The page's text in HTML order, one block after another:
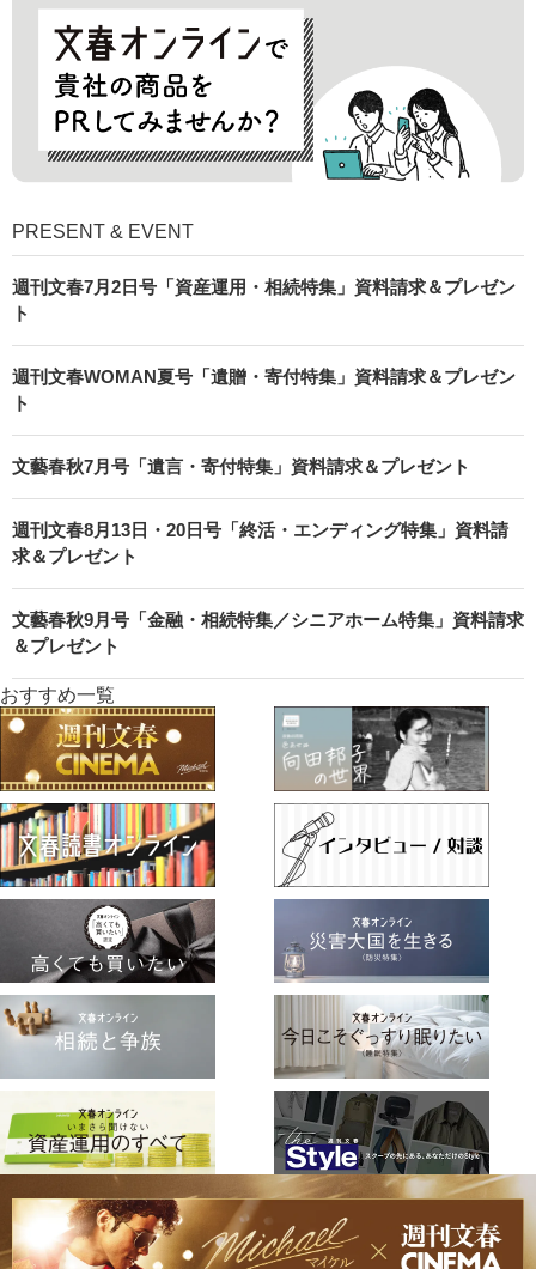
PRESENT & EVENT
週刊文春7月2日号「資産運用・相続特集」資料請求＆プレゼン
ト
週刊文春WOMAN夏号「遺贈・寄付特集」資料請求＆プレゼン
ト
文藝春秋7月号「遺言・寄付特集」資料請求＆プレゼント
週刊文春8月13日・20日号「終活・エンディング特集」資料請
求＆プレゼント
文藝春秋9月号「金融・相続特集／シニアホーム特集」資料請求
＆プレゼント
おすすめ一覧